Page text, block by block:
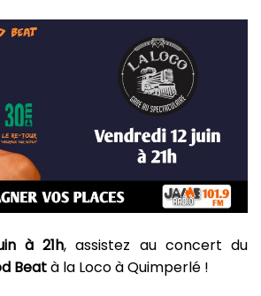
à 21h, assistez au concert du
Beatà la Loco à Quimperlé !